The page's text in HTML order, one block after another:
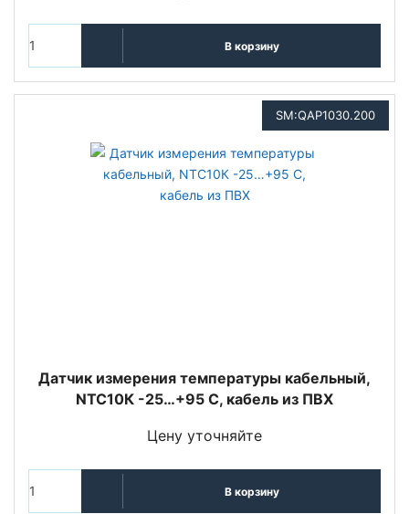
В корзину
SM:QAP1030.200
Датчик измерения температуры кабельный,
NTC10К -25…+95 С, кабель из ПВХ
Цену уточняйте
В корзину